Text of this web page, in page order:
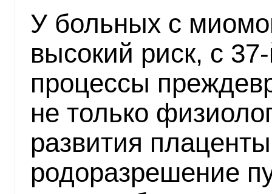
У больных с
высокий риск, с
процессы
не только
развития
родоразрешение